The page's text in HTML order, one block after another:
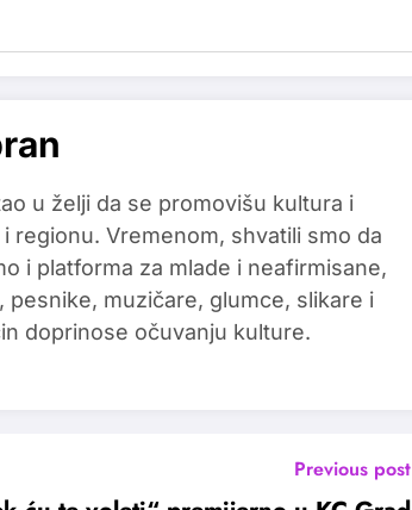
u želji da se promovišu kultura i
regionu. Vremenom, shvatili smo da
i platforma za mlade i neafirmisane,
pesnike, muzičare, glumce, slikare i
doprinose očuvanju kulture.
Previous post